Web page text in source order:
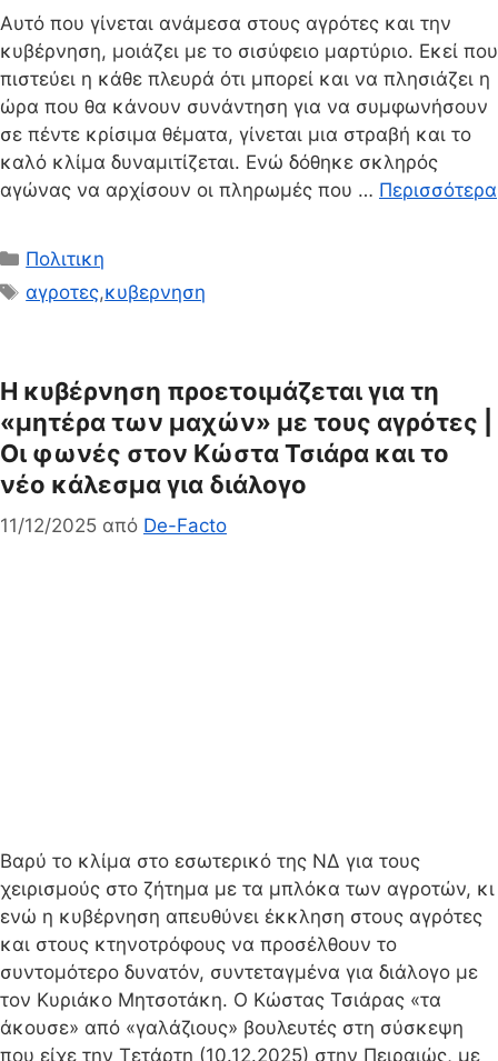
Αυτό που γίνεται ανάμεσα στους αγρότες και την
κυβέρνηση, μοιάζει με το σισύφειο μαρτύριο. Εκεί που
πιστεύει η κάθε πλευρά ότι μπορεί και να πλησιάζει η
ώρα που θα κάνουν συνάντηση για να συμφωνήσουν
σε πέντε κρίσιμα θέματα, γίνεται μια στραβή και το
καλό κλίμα δυναμιτίζεται. Ενώ δόθηκε σκληρός
αγώνας να αρχίσουν οι πληρωμές που … Περισσότερα
Κατηγορίες
Πολιτικη
Ετικέτες
αγροτες,κυβερνηση
Η κυβέρνηση προετοιμάζεται για τη
«μητέρα των μαχών» με τους αγρότες |
Οι φωνές στον Κώστα Τσιάρα και το
νέο κάλεσμα για διάλογο
11/12/2025 από De-Facto
Βαρύ το κλίμα στο εσωτερικό της ΝΔ για τους
χειρισμούς στο ζήτημα με τα μπλόκα των αγροτών, κι
ενώ η κυβέρνηση απευθύνει έκκληση στους αγρότες
και στους κτηνοτρόφους να προσέλθουν το
συντομότερο δυνατόν, συντεταγμένα για διάλογο με
τον Κυριάκο Μητσοτάκη. Ο Κώστας Τσιάρας «τα
άκουσε» από «γαλάζιους» βουλευτές στη σύσκεψη
που είχε την Τετάρτη (10.12.2025) στην Πειραιώς, με